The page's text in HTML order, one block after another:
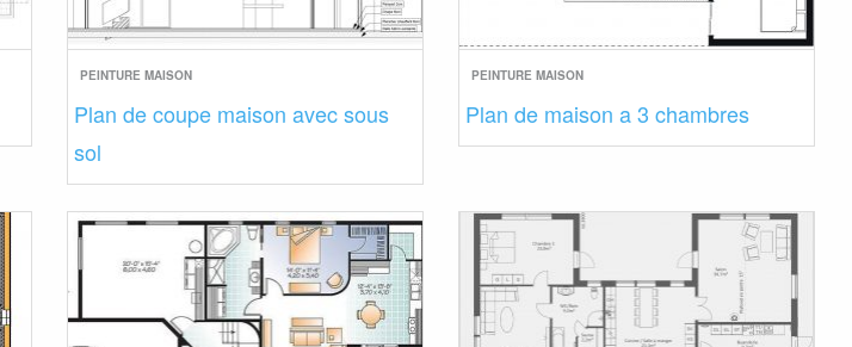
PEINTURE MAISON
Plan de coupe maison avec sous
sol
PEINTURE MAISON
Plan de maison a 3 chambres